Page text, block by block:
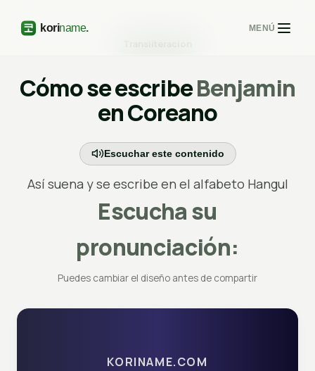
MENÚ
Cómo se escribeBenjamin
en Coreano
Escuchar este contenido
Así suena y se escribe en el alfabeto Hangul
Escucha su
pronunciación:
Puedes cambiar el diseño antes de compartir
KORINAME.COM